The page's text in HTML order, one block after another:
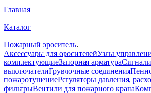
Главная
—
Каталог
—
Пожарный ороситель
Аксессуары для оросителейУзлы
комплектующиеЗапорная арматура
выключателиГрувлочные соединения
пожаротушениеРегуляторы давления,
фильтрыВентили для пожарного крана